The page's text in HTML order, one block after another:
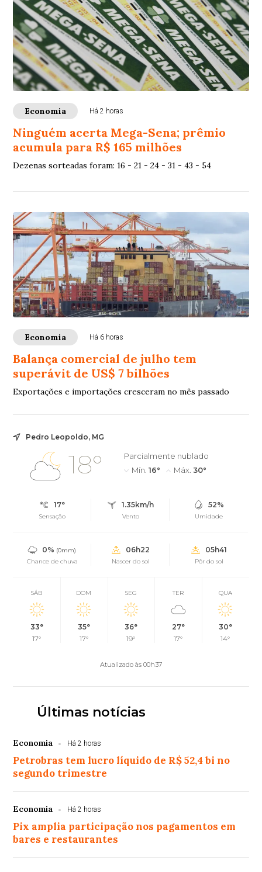
Economia Há 2 horas
Ninguém acerta Mega-Sena; prêmio
acumula para R$ 165 milhões
Dezenas sorteadas foram: 16 - 21 - 24 - 31 - 43 - 54
Economia Há 6 horas
Balança comercial de julho tem
superávit de US$ 7 bilhões
Exportações e importações cresceram no mês passado
Pedro Leopoldo, MG
18°
Parcialmente nublado
Mín. 16° Máx. 30°
17°
Sensação
1.35km/h
Vento
52%
Umidade
0% (0mm)
Chance de chuva
06h22
Nascer do sol
05h41
Pôr do sol
SÁB
33°
17°
DOM
35°
17°
SEG
36°
19°
TER
27°
17°
QUA
30°
14°
Atualizado às 00h37
Últimas notícias
Economia Há 2 horas
Petrobras tem lucro líquido de R$ 52,4 bi no
segundo trimestre
Economia Há 2 horas
Pix amplia participação nos pagamentos em
bares e restaurantes